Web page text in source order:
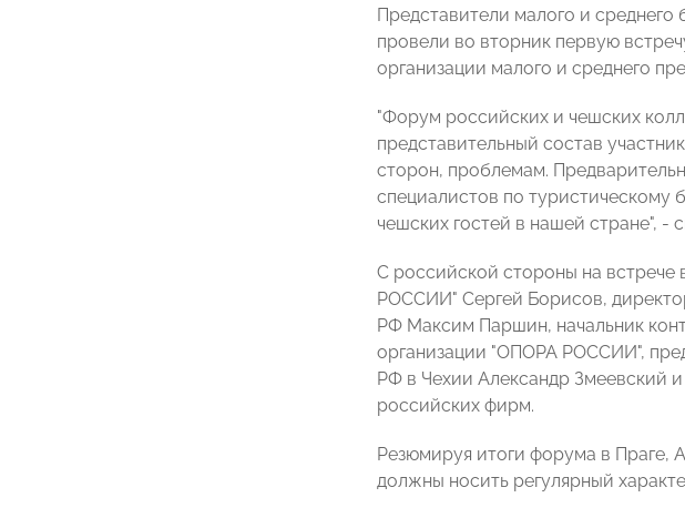
Представители малого и
провели во вторник первую
организации малого и среднего
"Форум российских и чешских
представительный состав
сторон, проблемам.
специалистов по туристическому
чешских гостей в нашей стране", -
С российской стороны на встрече
РОССИИ" Сергей Борисов,
РФ Максим Паршин, начальник
организации "ОПОРА РОССИИ",
РФ в Чехии Александр Змеевский
российских фирм.
Резюмируя итоги форума в Праге,
должны носить регулярный